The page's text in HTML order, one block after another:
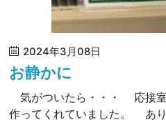
2024年3月08日
お静かに
気がついたら・・・ 応接室
作ってくれていました。 あ